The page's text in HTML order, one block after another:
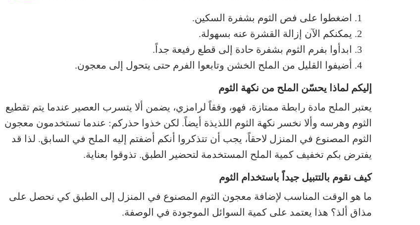
اضغطوا على فص الثوم بشفرة السكين.
يمكنكم الآن إزالة القشرة عنه بسهولة.
ابدأوا بفرم الثوم بشفرة حادة إلى قطع رفيعة جداً.
أضيفوا القليل من الملح الخشن وتابعوا الفرم حتى يتحول إلى معجون.
إليكم لماذا يحسّن الملح من نكهة الثوم
يعتبر الملح مادة رابطة ممتازة، فهو، وفقاً لرامزي، يضمن ألا يتسرب العصير عندما يتم تقطيع
الثوم وهرسه وألا نخسر نكهة الثوم اللذيذة أيضاً. لكن خذوا حذركم: عندما تستخدمون معجون
الثوم المصنوع في المنزل لاحقاً، يجب أن تتذكروا أنكم أضفتم إليه الملح في السابق. لذا قد
يفترض بكم تخفيف كمية الملح المستخدمة لتحضير الطبق. تذوقوا بعناية.
كيف نقوم بالتتبيل جيداً باستخدام الثوم
ما هو الوقت المناسب لإضافة معجون الثوم المصنوع في المنزل إلى الطبق كي نحصل على
مذاق ألذ؟ هذا يعتمد على كمية السوائل الموجودة في الوصفة.